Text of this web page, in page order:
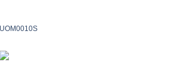
UOM0010S